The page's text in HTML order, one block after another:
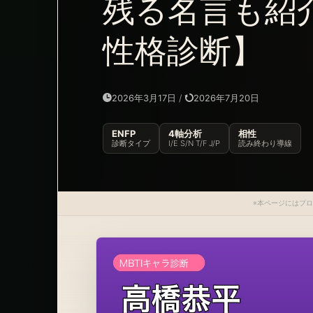
残る名言も紹
性格診断】
2026年3月17日 / 2026年7月20日
ENFP
診断タイプ
4軸分析
I/E S/N T/F J/P
相性
読み終わり導線
※本ページにはプ